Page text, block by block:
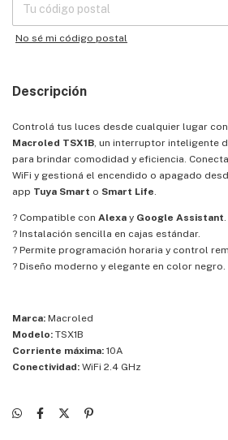
No sé mi código postal
Descripción
Controlá tus luces desde cualquier lugar
Macroled TSX1B , un interruptor inteligente
para brindar comodidad y eficiencia.
WiFi y gestioná el encendido o apagado
app Tuya Smart o Smart Life
? Compatible con Alexa y Google Assistant
? Instalación sencilla en cajas estándar.
? Permite programación horaria y control
? Diseño moderno y elegante en color negro.
Marca: Macroled
Modelo: TSX1B
Corriente máxima: 10A
Conectividad: WiFi 2.4 GHz